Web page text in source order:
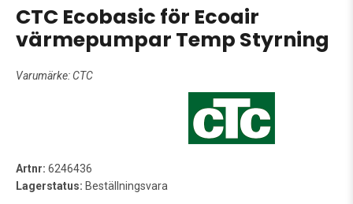
CTC Ecobasic för Ecoair
värmepumpar Temp Styrning
Varumärke: CTC
Artnr: 6246436
Lagerstatus: Beställningsvara